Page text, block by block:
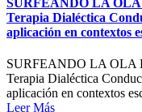
Terapia Dialéctica
aplicación en contextos
SURFEANDO LA OLA
Terapia Dialéctica
aplicación en contextos
Leer Más